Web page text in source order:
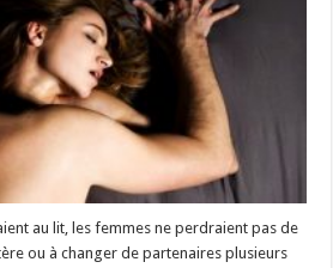
au lit, les femmes ne perdraient pas de
ou à changer de partenaires plusieurs